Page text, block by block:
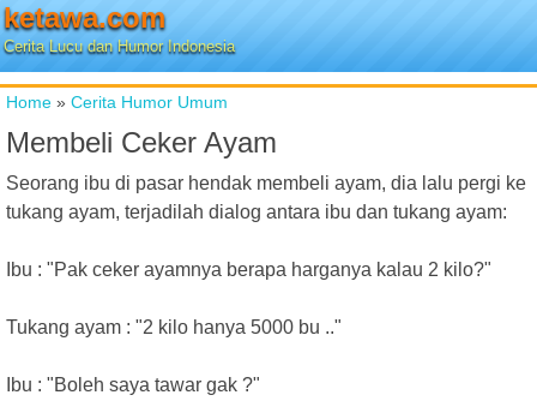
ketawa.com
Cerita Lucu dan Humor Indonesia
Home » Cerita Humor Umum
Membeli Ceker Ayam
Seorang ibu di pasar hendak membeli ayam, dia lalu pergi ke
tukang ayam, terjadilah dialog antara ibu dan tukang ayam:
Ibu : "Pak ceker ayamnya berapa harganya kalau 2 kilo?"
Tukang ayam : "2 kilo hanya 5000 bu .."
Ibu : "Boleh saya tawar gak ?"